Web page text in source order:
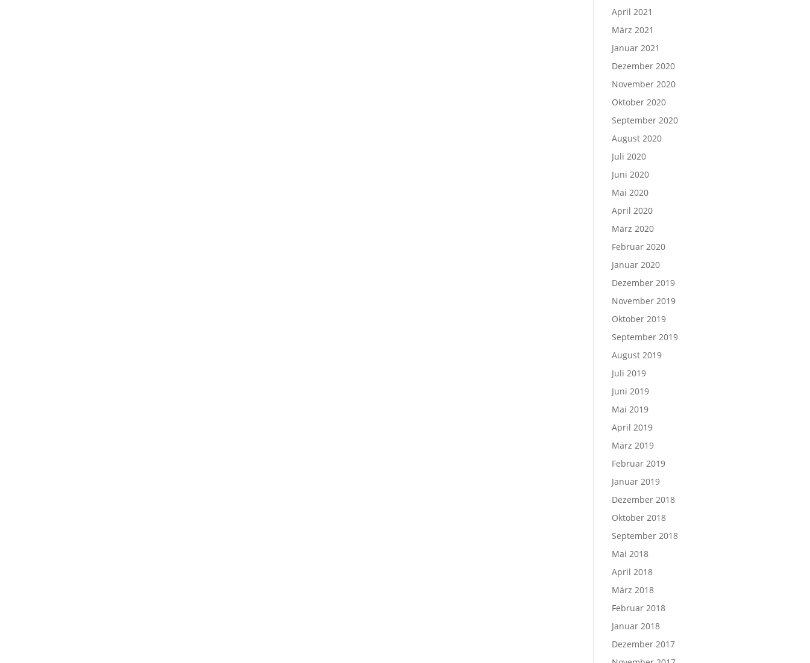
April 2021
März 2021
Januar 2021
Dezember 2020
November 2020
Oktober 2020
September 2020
August 2020
Juli 2020
Juni 2020
Mai 2020
April 2020
März 2020
Februar 2020
Januar 2020
Dezember 2019
November 2019
Oktober 2019
September 2019
August 2019
Juli 2019
Juni 2019
Mai 2019
April 2019
März 2019
Februar 2019
Januar 2019
Dezember 2018
Oktober 2018
September 2018
Mai 2018
April 2018
März 2018
Februar 2018
Januar 2018
Dezember 2017